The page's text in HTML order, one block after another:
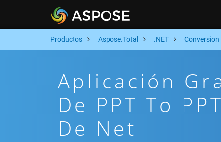
Productos Aspose.Total .NET Conversion
Aplicación
De PPT To
De Net